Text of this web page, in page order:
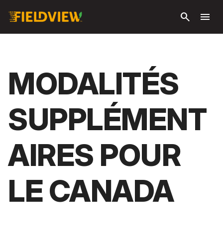
principal
search menu
MODALITÉS
SUPPLÉMENT
AIRES POUR
LE CANADA